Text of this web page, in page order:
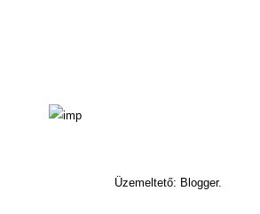
Üzemeltető: Blogger.